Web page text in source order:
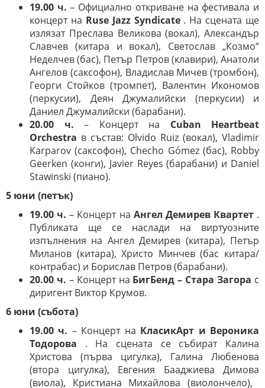
19.00 ч. – Официално откриване на фестивала и
концерт на Ruse Jazz Syndicate. На сцената ще
излязат Преслава Великова (вокал), Александър
Славчев (китара и вокал), Светослав „Козмо“
Неделчев (бас), Петър Петров (клавири), Анатоли
Ангелов (саксофон), Владислав Мичев (тромбон),
Георги Стойков (тромпет), Валентин Икономов
(перкусии), Деян Джумалийски (перкусии) и
Даниел Джумалийски (барабани).
20.00 ч. – Концерт на Cuban Heartbeat
Orchestra в състав: Olvido Ruiz (вокал), Vladimir
Karparov (саксофон), Checho Gómez (бас), Robby
Geerken (конги), Javier Reyes (барабани) и Daniel
Stawinski (пиано).
5 юни (петък)
19.00 ч. – Концерт на Ангел Демирев Квартет.
Публиката ще се наслади на виртуозните
изпълнения на Ангел Демирев (китара), Петър
Миланов (китара), Христо Минчев (бас китара/
контрабас) и Борислав Петров (барабани).
20.00 ч. – Концерт на БигБенд – Стара Загора с
диригент Виктор Крумов.
6 юни (събота)
19.00 ч. – Концерт на КласикАрт и Вероника
Тодорова . На сцената се събират Калина
Христова (първа цигулка), Галина Любенова
(втора цигулка), Евгения Бааджиева Димова
(виола), Кристиана Михайлова (виолончело), ​​